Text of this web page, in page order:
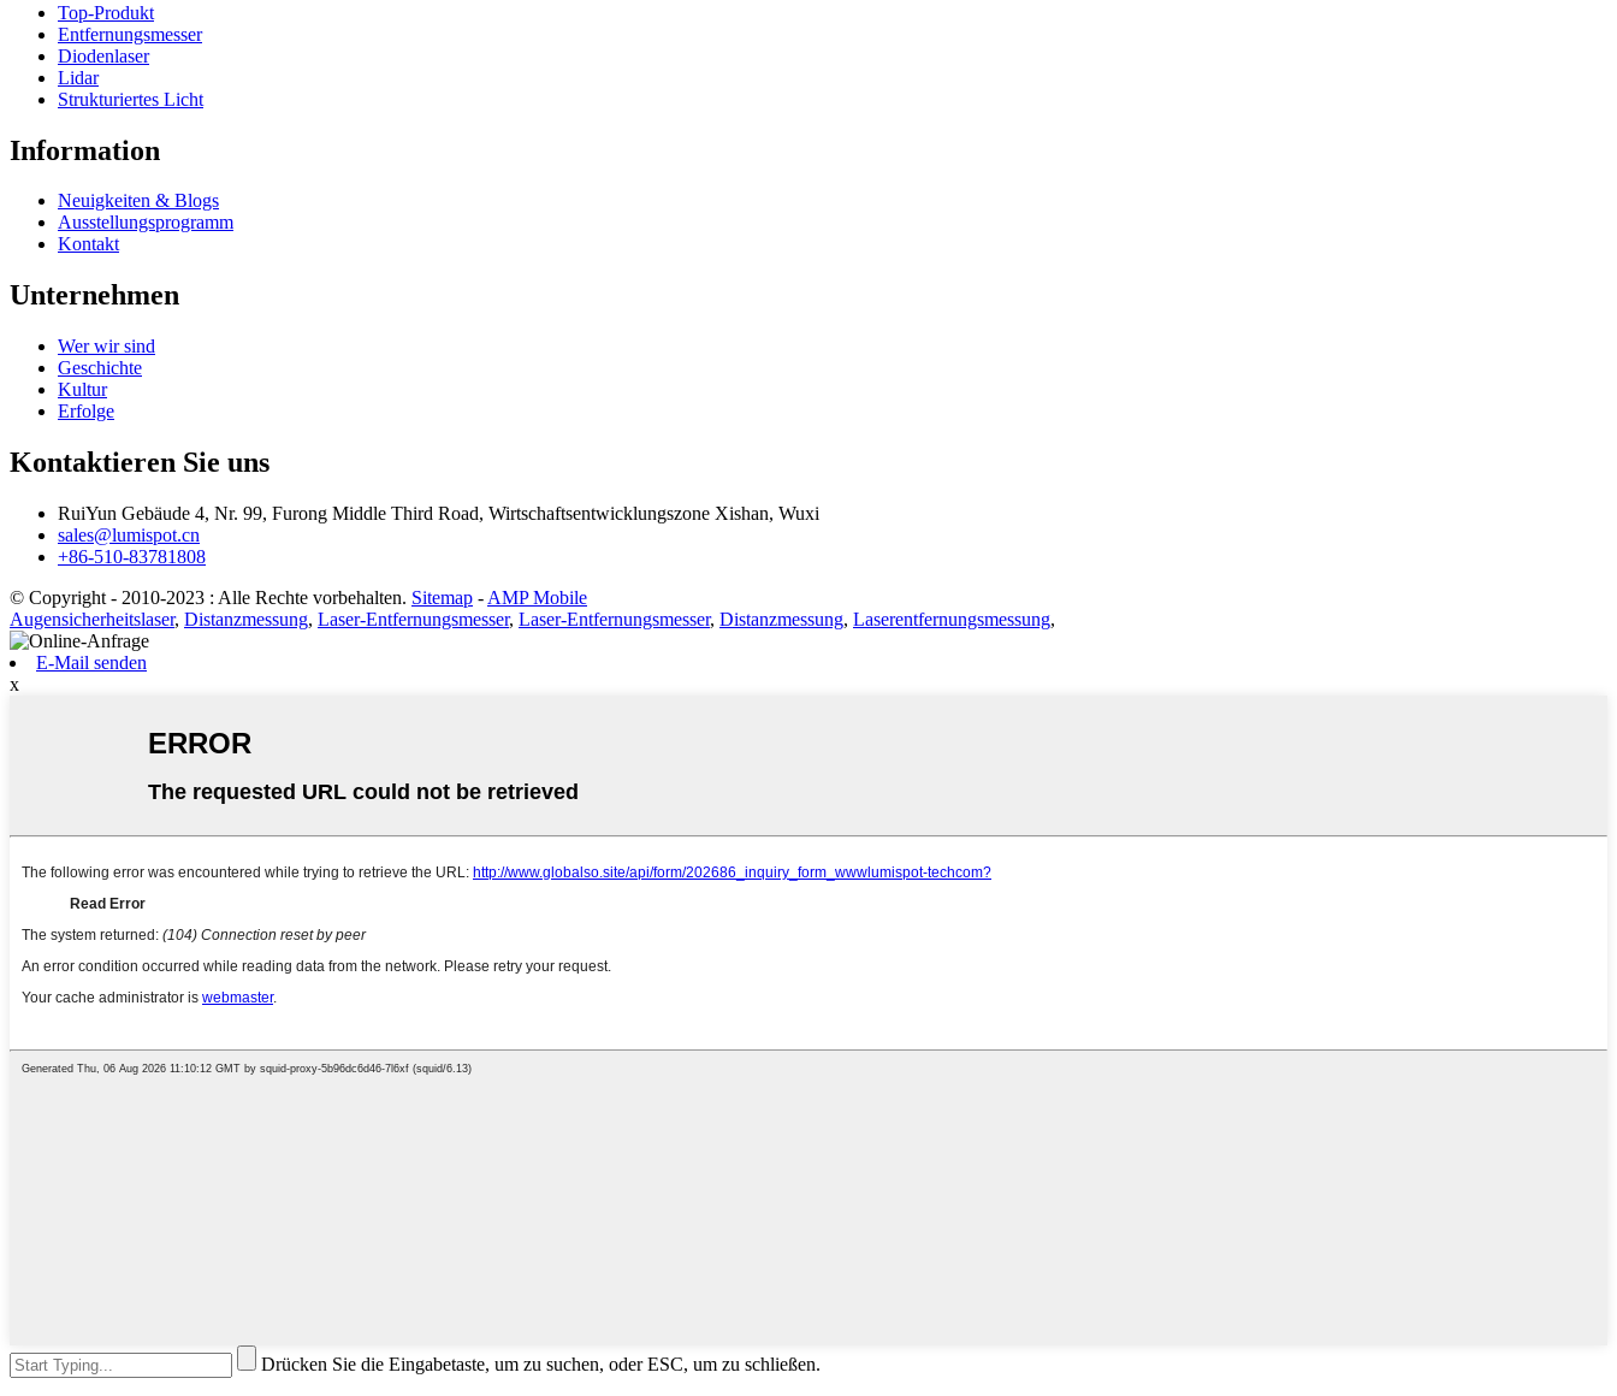
Top-Produkt
Entfernungsmesser
Diodenlaser
Lidar
Strukturiertes Licht
Information
Neuigkeiten & Blogs
Ausstellungsprogramm
Kontakt
Unternehmen
Wer wir sind
Geschichte
Kultur
Erfolge
Kontaktieren Sie uns
RuiYun Gebäude 4, Nr. 99, Furong Middle Third Road, Wirtschaftsentwicklungszone Xishan, Wuxi
sales@lumispot.cn
+86-510-83781808
© Copyright - 2010-2023 : Alle Rechte vorbehalten. Sitemap - AMP Mobile
Augensicherheitslaser, Distanzmessung, Laser-Entfernungsmesser, Laser-Entfernungsmesser, Distanzmessung, Laserentfernungsmessung,
E-Mail senden
x
Drücken Sie die Eingabetaste, um zu suchen, oder ESC, um zu schließen.